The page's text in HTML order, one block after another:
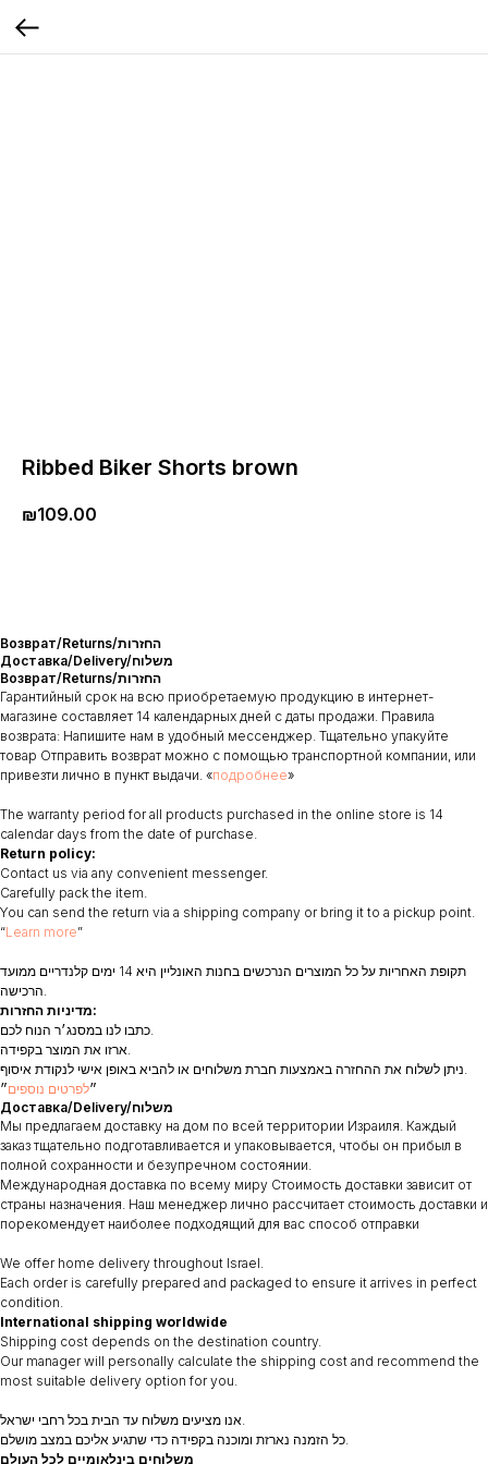
Ribbed Biker Shorts brown
₪109.00
Возврат/Returns/החזרות
Доставка/Delivery/משלוח
Возврат/Returns/החזרות
Гарантийный срок на всю приобретаемую продукцию в интернет-
магазине составляет 14 календарных дней с даты продажи. Правила
возврата: Напишите нам в удобный мессенджер. Тщательно упакуйте
товар Отправить возврат можно с помощью транспортной компании, или
привезти лично в пункт выдачи. «подробнее»
The warranty period for all products purchased in the online store is 14
calendar days from the date of purchase.
Return policy:
Contact us via any convenient messenger.
Carefully pack the item.
You can send the return via a shipping company or bring it to a pickup point.
“Learn more”
תקופת האחריות על כל המוצרים הנרכשים בחנות האונליין היא 14 ימים קלנדריים ממועד
הרכישה.
מדיניות החזרות:
כתבו לנו במסנג׳ר הנוח לכם.
ארזו את המוצר בקפידה.
ניתן לשלוח את ההחזרה באמצעות חברת משלוחים או להביא באופן אישי לנקודת איסוף.
״לפרטים נוספים״
Доставка/Delivery/משלוח
Мы предлагаем доставку на дом по всей территории Израиля. Каждый
заказ тщательно подготавливается и упаковывается, чтобы он прибыл в
полной сохранности и безупречном состоянии.
Международная доставка по всему миру Стоимость доставки зависит от
страны назначения. Наш менеджер лично рассчитает стоимость доставки и
порекомендует наиболее подходящий для вас способ отправки
We offer home delivery throughout Israel.
Each order is carefully prepared and packaged to ensure it arrives in perfect
condition.
International shipping worldwide
Shipping cost depends on the destination country.
Our manager will personally calculate the shipping cost and recommend the
most suitable delivery option for you.
אנו מציעים משלוח עד הבית בכל רחבי ישראל.
כל הזמנה נארזת ומוכנה בקפידה כדי שתגיע אליכם במצב מושלם.
משלוחים בינלאומיים לכל העולם